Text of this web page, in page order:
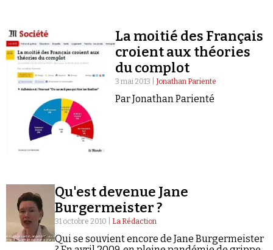
La moitié des Français
croient aux théories
du complot
3 mai 2013 |Jonathan Pariente
Par Jonathan Parienté
Qu'est devenue Jane
Burgermeister ?
31 octobre 2010 | La Rédaction
Qui se souvient encore de Jane Burgermeister